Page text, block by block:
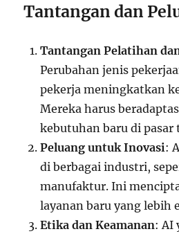
Tantangan dan
Tantangan Pelatihan
Perubahan jenis
pekerja meningkatkan
Mereka harus
kebutuhan baru di pasar
Peluang untuk Inovasi:
di berbagai industri,
manufaktur. Ini
layanan baru yang lebih
Etika dan Keamanan: AI